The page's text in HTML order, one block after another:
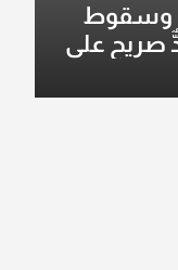
وسقوط
صريح على